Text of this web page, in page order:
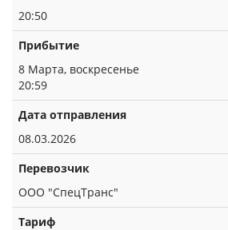
20:50
Прибытие
8 Марта, воскресенье
20:59
Дата отправления
08.03.2026
Перевозчик
ООО "СпецТранс"
Тариф